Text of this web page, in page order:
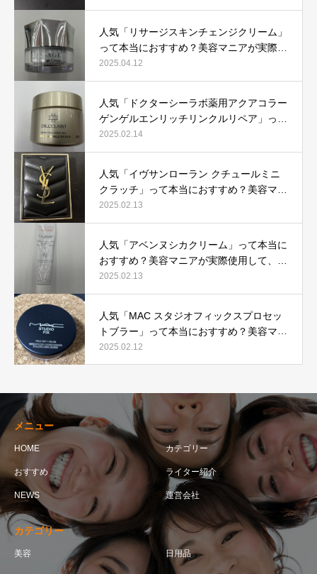
人気「リサージスキンチェンジクリーム」
って本当におすすめ？美容マニアが実際使
用して口コミを検証！
2025.04.12
人気「ドクターシーラボ薬用アクアコラー
ゲンゲルエンリッチリンクルリペア」って
本当におすすめ？美容マニアが実際使用し
て口コミを検証
2025.02.14
人気「イヴサンローラン クチュールミニ
クラッチ」って本当におすすめ？美容マニ
アが実際使用して口コミを検証！
2025.02.13
人気「アベンヌシカクリーム」って本当に
おすすめ？美容マニアが実際使用して、口
コミを検証！
2025.02.13
人気「MAC スタジオフィックスプロセッ
トブラー」って本当におすすめ？美容マニ
アが実際使用して口コミを検証！
2025.02.12
メニュー
HOME カテゴリー
おすすめ ライター紹介
NEWS 運営会社
カテゴリー
美容 日用品